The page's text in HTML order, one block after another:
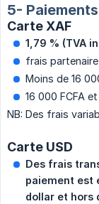
5-
Carte XAF
1,79 % (TVA
frais partenaire
Moins de 16
16 000 FCFA
NB: Des frais
Carte USD
Des frais
paiement est
dollar et hors